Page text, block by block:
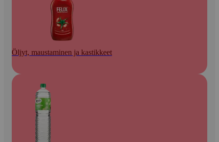
Öljyt, maustaminen ja kastikkeet